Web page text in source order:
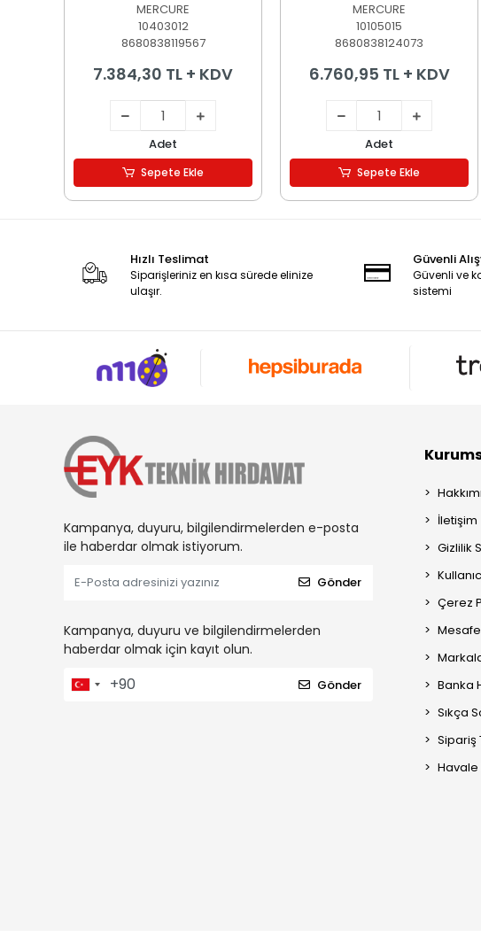
MERCURE
10403012
8680838119567
7.384,30 TL + KDV
Adet
Sepete Ekle
MERCURE
10105015
8680838124073
6.760,95 TL + KDV
Adet
Sepete Ekle
Hızlı Teslimat
Siparişleriniz en kısa sürede elinize
ulaşır.
Güvenli
Güvenli ve
sistemi
Kampanya, duyuru, bilgilendirmelerden e-posta
ile haberdar olmak istiyorum.
Gönder
Kampanya, duyuru ve bilgilendirmelerden
haberdar olmak için kayıt olun.
Gönder
İletişim
Gizlilik
Çerez
Banka
Sıkça
Sipariş
Havale